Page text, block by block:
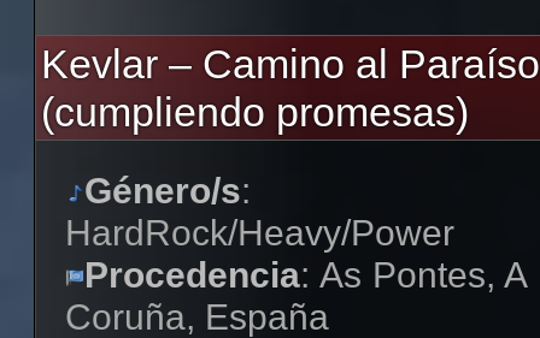
Kevlar – Camino al
(cumpliendo promesas)
Género/s:
HardRock/Heavy/Power
Procedencia: As Pontes, A
Coruña, España